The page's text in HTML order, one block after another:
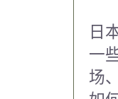
日
一
场